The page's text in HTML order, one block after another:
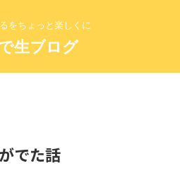
をちょっと楽しくに
生ブログ
でた話